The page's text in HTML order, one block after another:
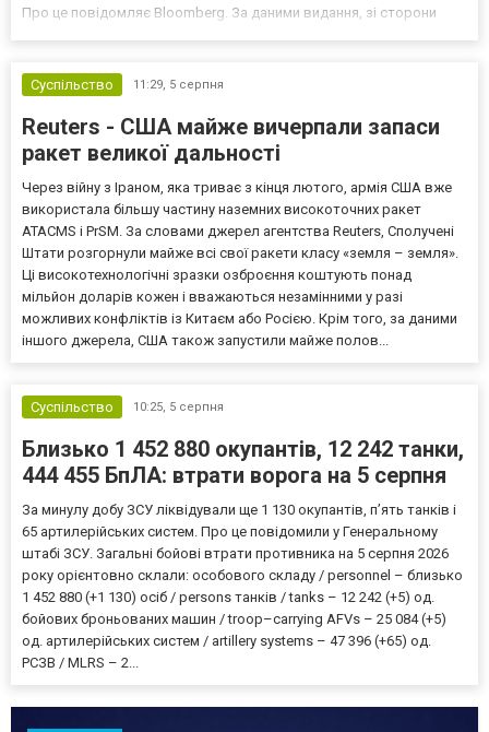
Про це повідомляє Bloomberg. За даними видання, зі сторони
Суспільство
11:29, 5 серпня
Reuters - США майже вичерпали запаси
ракет великої дальності
Через війну з Іраном, яка триває з кінця лютого, армія США вже
використала більшу частину наземних високоточних ракет
ATACMS і PrSM. За словами джерел агентства Reuters, Сполучені
Штати розгорнули майже всі свої ракети класу «земля – земля».
Ці високотехнологічні зразки озброєння коштують понад
мільйон доларів кожен і вважаються незамінними у разі
можливих конфліктів із Китаєм або Росією. Крім того, за даними
іншого джерела, США також запустили майже полов...
Суспільство 10:25, 5 серпня
Близько 1 452 880 окупантів, 12 242 танки,
444 455 БпЛА: втрати ворога на 5 серпня
За минулу добу ЗСУ ліквідували ще 1 130 окупантів, пʼять танків і
65 артилерійських систем. Про це повідомили у Генеральному
штабі ЗСУ. Загальні бойові втрати противника на 5 серпня 2026
року орієнтовно склали: особового складу / personnel – близько
1 452 880 (+1 130) осіб / persons танків / tanks – 12 242 (+5) од.
бойових броньованих машин / troop–carrying AFVs – 25 084 (+5)
од. артилерійських систем / artillery systems – 47 396 (+65) од.
РСЗВ / MLRS – 2...